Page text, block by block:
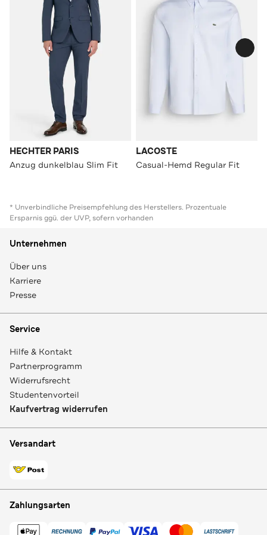
HECHTER PARIS
Anzug dunkelblau Slim Fit
LACOSTE
Casual-Hemd Regular Fit
* Unverbindliche Preisempfehlung des Herstellers. Prozentuale
Ersparnis ggü. der UVP, sofern vorhanden
Unternehmen
Über uns
Karriere
Presse
Service
Hilfe & Kontakt
Partnerprogramm
Widerrufsrecht
Studentenvorteil
Kaufvertrag widerrufen
Versandart
Zahlungsarten